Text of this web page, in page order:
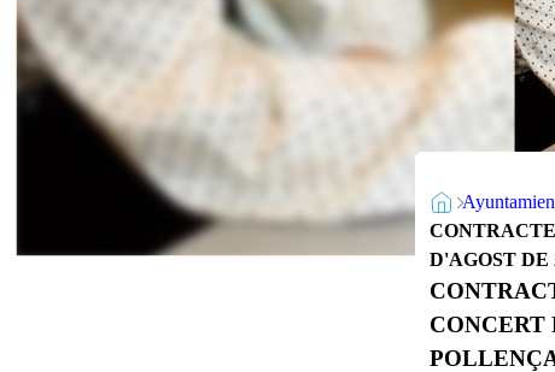
D'AGOST
CONCERT